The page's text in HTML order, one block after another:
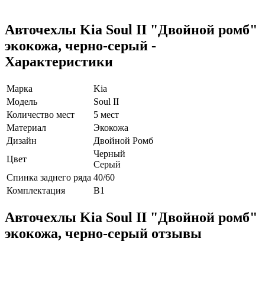
Авточехлы Kia Soul II "Двойной ромб"
экокожа, черно-серый -
Характеристики
Марка
Kia
Модель
Soul II
Количество мест
5 мест
Материал
Экокожа
Дизайн
Двойной Ромб
Цвет
Черный
Серый
Спинка заднего ряда 40/60
Комплектация
В1
Авточехлы Kia Soul II "Двойной ромб"
экокожа, черно-серый отзывы